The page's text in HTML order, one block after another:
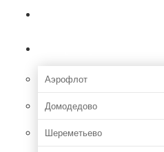
Аэрофлот
Домодедово
Шереметьево